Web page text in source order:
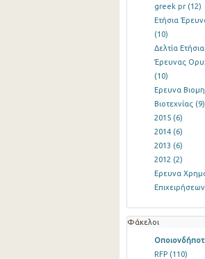
greek pr (12)
Ετήσια
(10)
Δελτία
Έρευνας
(10)
Ερευνα
Βιοτεχνίας (9)
2015 (6)
2014 (6)
2013 (6)
2012 (2)
Ερευνα
Επιχειρήσεων
Φάκελοι
RFP (110)